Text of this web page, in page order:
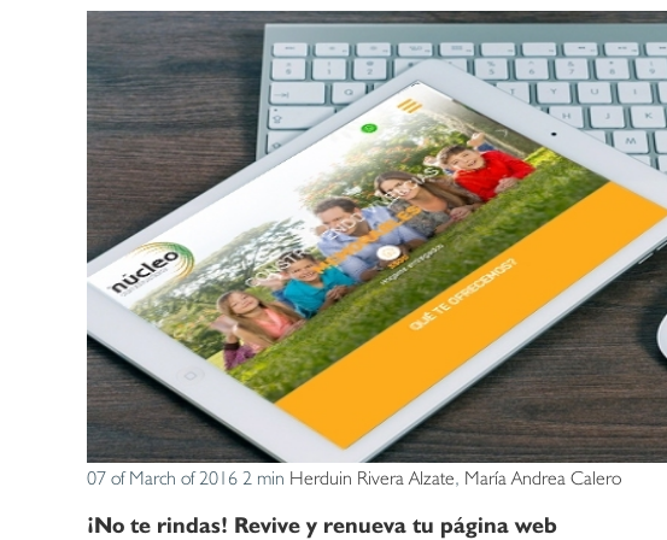
07 of March of 2016 2 min Herduin Rivera Alzate, María Andrea Calero
¡No te rindas! Revive y renueva tu página web